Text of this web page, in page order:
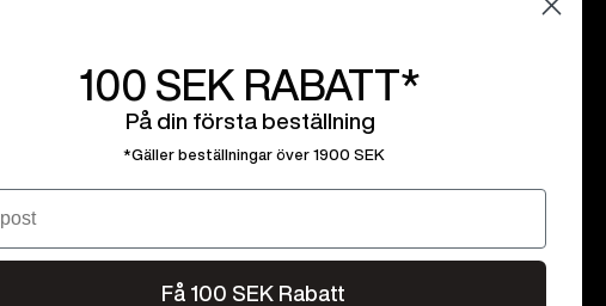
100 SEK RABATT*
På din första beställning
*Gäller beställningar över 1900 SEK
Få 100 SEK Rabatt